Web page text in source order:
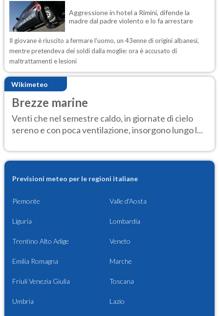
Aggressione in hotel a Rimini, difende la
madre dal padre violento e lo fa arrestare
Il giovane è riuscito a fermare l'uomo, un 43enne di origini albanesi,
mentre pretendeva dei soldi dalla moglie: ora è accusato di
maltrattamenti e lesioni
Wikimeteo
Brezze marine
Venti che nel semestre caldo, in giornate di cielo
sereno e con poca ventilazione, insorgono lungo l...
Previsioni meteo per le regioni italiane
Piemonte Valle d'Aosta
Liguria Lombardia
Trentino Alto Adige Veneto
Emilia Romagna Marche
Friuli Venezia Giulia Toscana
Umbria Lazio